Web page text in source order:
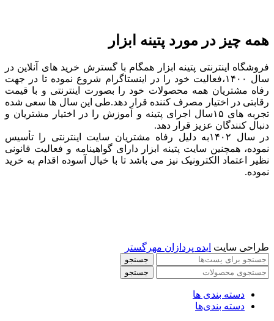
همه چیز در مورد پتینه ابزار
فروشگاه اینترنتی پتینه ابزار همگام با گسترش خرید های آنلاین در
سال ۱۴۰۰،فعالیت خود را در اینستاگرام شروع نموده تا در جهت
رفاه مشتریان همه محصولات خود را بصورت اینترنتی و با قیمت
رقابتی در اختیار مصرف کننده قرار دهد.طی این سال ها سعی شده
تجربه های ۱۵سال اجرای پتینه و آموزش را در اختیار مشتریان و
دنبال کنندگان عزیز قرار دهد.
در سال ۱۴۰۲به دلیل رفاه مشتریان سایت اینترنتی را تأسیس
نموده، همچنین سایت پتینه ابزار دارای گواهینامه و فعالیت قانونی
نظیر اعتماد الکترونیک نیز می باشد تا با خیال آسوده اقدام به خرید
نموده.
طراحی سایت ایده پردازان مهرگستر
جستجو
جستجو
دسته بندی ها
دسته بندی‌ها